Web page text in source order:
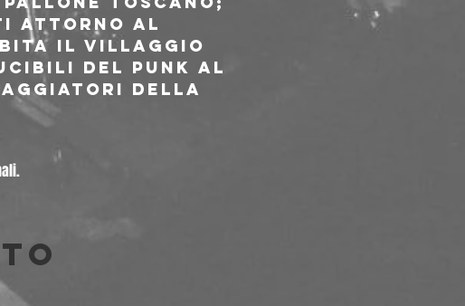
attorno al
il villaggio
del punk al
della